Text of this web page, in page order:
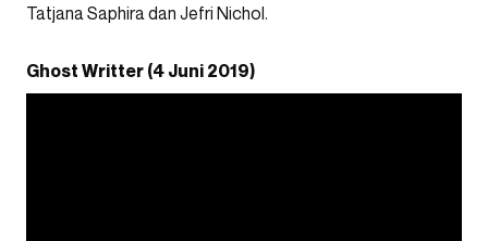
Tatjana Saphira dan Jefri Nichol.
Ghost Writter (4 Juni 2019)